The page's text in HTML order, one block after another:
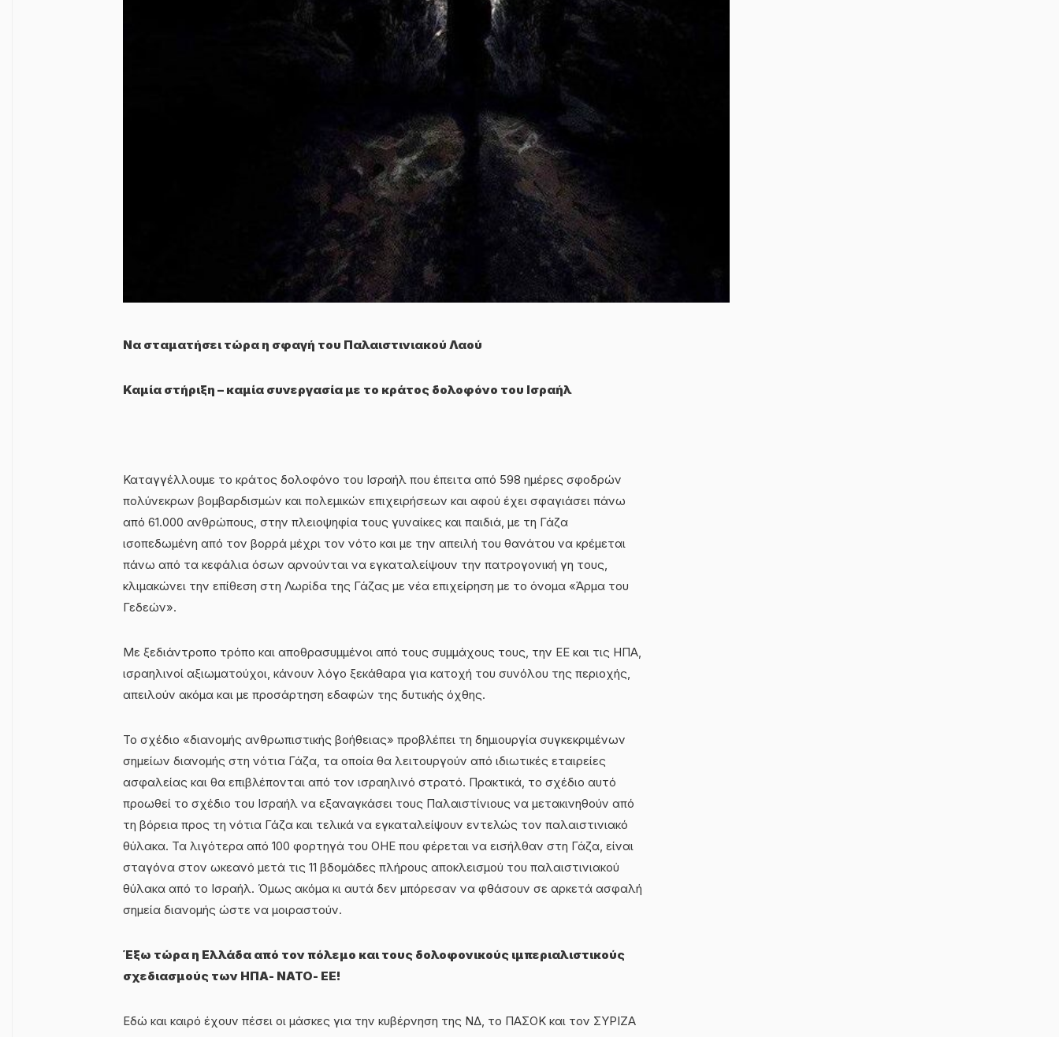
Να σταματήσει τώρα η σφαγή του Παλαιστινιακού Λαού
Καμία στήριξη – καμία συνεργασία με το κράτος δολοφόνο του Ισραήλ
Καταγγέλλουμε το κράτος δολοφόνο του Ισραήλ που έπειτα από 598 ημέρες σφοδρών
πολύνεκρων βομβαρδισμών και πολεμικών επιχειρήσεων και αφού έχει σφαγιάσει πάνω
από 61.000 ανθρώπους, στην πλειοψηφία τους γυναίκες και παιδιά, με τη Γάζα
ισοπεδωμένη από τον βορρά μέχρι τον νότο και με την απειλή του θανάτου να κρέμεται
πάνω από τα κεφάλια όσων αρνούνται να εγκαταλείψουν την πατρογονική γη τους,
κλιμακώνει την επίθεση στη Λωρίδα της Γάζας με νέα επιχείρηση με το όνομα «Άρμα του
Γεδεών».
Με ξεδιάντροπο τρόπο και αποθρασυμμένοι από τους συμμάχους τους, την ΕΕ και τις ΗΠΑ,
ισραηλινοί αξιωματούχοι, κάνουν λόγο ξεκάθαρα για κατοχή του συνόλου της περιοχής,
απειλούν ακόμα και με προσάρτηση εδαφών της δυτικής όχθης.
Το σχέδιο «διανομής ανθρωπιστικής βοήθειας» προβλέπει τη δημιουργία συγκεκριμένων
σημείων διανομής στη νότια Γάζα, τα οποία θα λειτουργούν από ιδιωτικές εταιρείες
ασφαλείας και θα επιβλέπονται από τον ισραηλινό στρατό. Πρακτικά, το σχέδιο αυτό
προωθεί το σχέδιο του Ισραήλ να εξαναγκάσει τους Παλαιστίνιους να μετακινηθούν από
τη βόρεια προς τη νότια Γάζα και τελικά να εγκαταλείψουν εντελώς τον παλαιστινιακό
θύλακα. Τα λιγότερα από 100 φορτηγά του ΟΗΕ που φέρεται να εισήλθαν στη Γάζα, είναι
σταγόνα στον ωκεανό μετά τις 11 βδομάδες πλήρους αποκλεισμού του παλαιστινιακού
θύλακα από το Ισραήλ. Όμως ακόμα κι αυτά δεν μπόρεσαν να φθάσουν σε αρκετά ασφαλή
σημεία διανομής ώστε να μοιραστούν.
Έξω τώρα η Ελλάδα από τον πόλεμο και τους δολοφονικούς ιμπεριαλιστικούς
σχεδιασμούς των ΗΠΑ- ΝΑΤΟ- ΕΕ!
Εδώ και καιρό έχουν πέσει οι μάσκες για την κυβέρνηση της ΝΔ, το ΠΑΣΟΚ και τον ΣΥΡΙΖΑ